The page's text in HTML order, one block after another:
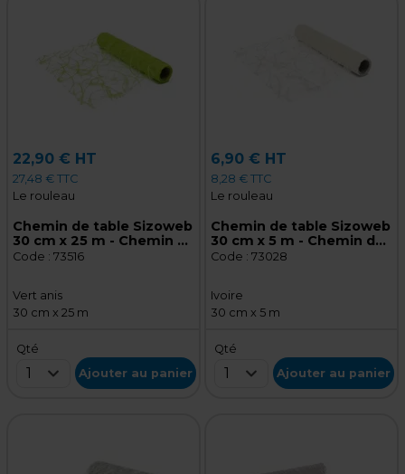
22,90 € HT
27,48 € TTC
Le rouleau
Chemin de table Sizoweb
30 cm x 25 m - Chemin de
table intissé - Vert anis
Code : 73516
Vert anis
30 cm x 25 m
Qté
1 Ajouter au panier
6,90 € HT
8,28 € TTC
Le rouleau
Chemin de table Sizoweb
30 cm x 5 m - Chemin de
table intissé - Ivoire
Code : 73028
Ivoire
30 cm x 5 m
Qté
1 Ajouter au panier